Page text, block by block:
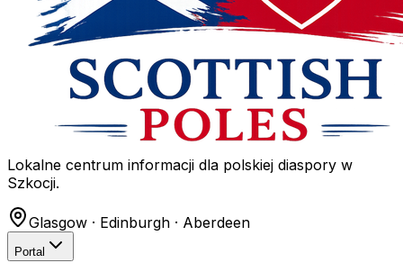
Lokalne centrum informacji dla polskiej diaspory w
Szkocji.
Glasgow · Edinburgh · Aberdeen
Portal